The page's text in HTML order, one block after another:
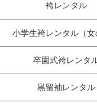
袴レンタル
小学生袴レンタル（女
卒園式袴レンタ
黒留袖レンタル